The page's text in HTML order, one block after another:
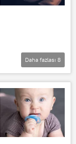
Daha fazlası 8